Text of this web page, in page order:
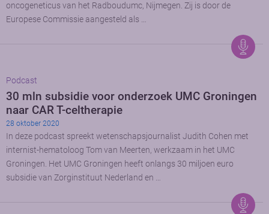
oncogeneticus van het Radboudumc, Nijmegen. Zij is door de
Europese Commissie aangesteld als …
Podcast
30 mln subsidie voor onderzoek UMC Groningen
naar CAR T-celtherapie
28 oktober 2020
In deze podcast spreekt wetenschapsjournalist Judith Cohen met
internist-hematoloog Tom van Meerten, werkzaam in het UMC
Groningen. Het UMC Groningen heeft onlangs 30 miljoen euro
subsidie van Zorginstituut Nederland en …